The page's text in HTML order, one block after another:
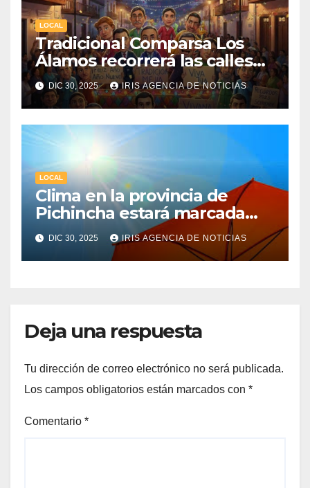
LOCAL
Tradicional Comparsa Los
Álamos recorrerá las calles
de la ciudad de Machachi
DIC 30, 2025 IRIS AGENCIA DE NOTICIAS
LOCAL
Clima en la provincia de
Pichincha estará marcada
por una fuerte radiación UV
DIC 30, 2025 IRIS AGENCIA DE NOTICIAS
Deja una respuesta
Tu dirección de correo electrónico no será publicada.
Los campos obligatorios están marcados con *
Comentario *